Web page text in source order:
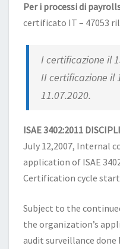
Per i processi di
certificato IT – 47053
I certificazione il
II certificazione il
11.07.2020.
ISAE 3402:2011
July 12,2007, Internal
application of ISAE
Certification cycle start
Subject to the
the organization’s
audit surveillance done